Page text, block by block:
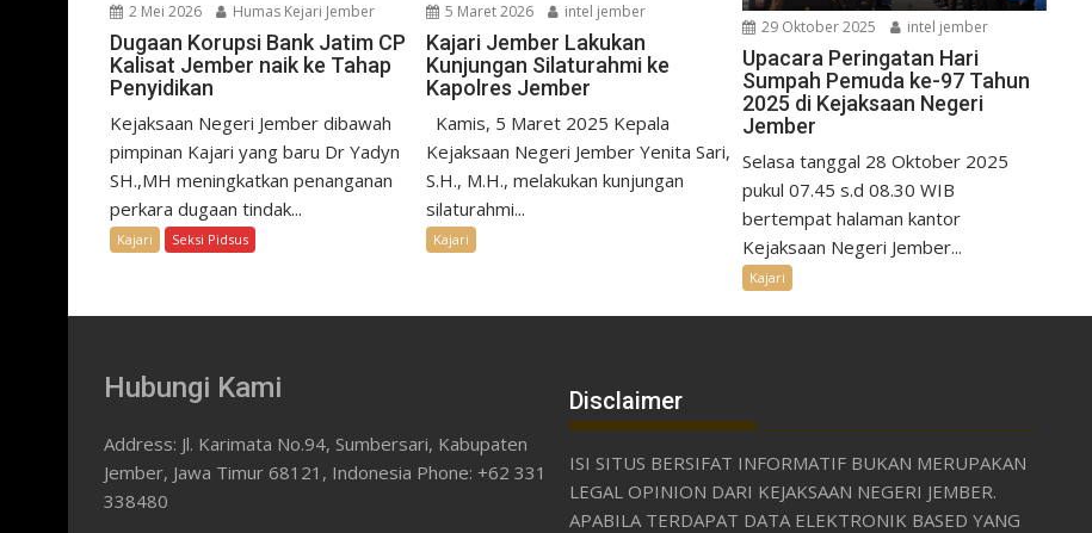
2 Mei 2026 Humas Kejari Jember
Dugaan Korupsi Bank Jatim CP
Kalisat Jember naik ke Tahap
Penyidikan
Kejaksaan Negeri Jember dibawah
pimpinan Kajari yang baru Dr Yadyn
SH.,MH meningkatkan penanganan
perkara dugaan tindak...
Kajari Seksi Pidsus
5 Maret 2026 intel jember
Kajari Jember Lakukan
Kunjungan Silaturahmi ke
Kapolres Jember
Kamis, 5 Maret 2025 Kepala
Kejaksaan Negeri Jember Yenita Sari,
S.H., M.H., melakukan kunjungan
silaturahmi...
Kajari
29 Oktober 2025 intel jember
Upacara Peringatan Hari
Sumpah Pemuda ke-97 Tahun
2025 di Kejaksaan Negeri
Jember
Selasa tanggal 28 Oktober 2025
pukul 07.45 s.d 08.30 WIB
bertempat halaman kantor
Kejaksaan Negeri Jember...
Kajari
Hubungi Kami
Address: Jl. Karimata No.94, Sumbersari, Kabupaten
Jember, Jawa Timur 68121, Indonesia Phone: +62 331
338480
Disclaimer
ISI SITUS BERSIFAT INFORMATIF BUKAN MERUPAKAN
LEGAL OPINION DARI KEJAKSAAN NEGERI JEMBER.
APABILA TERDAPAT DATA ELEKTRONIK BASED YANG